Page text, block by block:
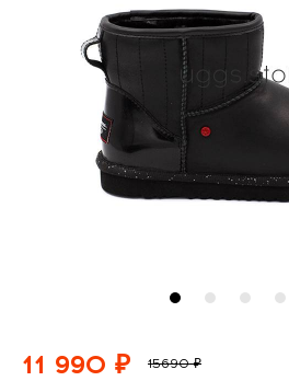
11 990 ₽ 15690 ₽